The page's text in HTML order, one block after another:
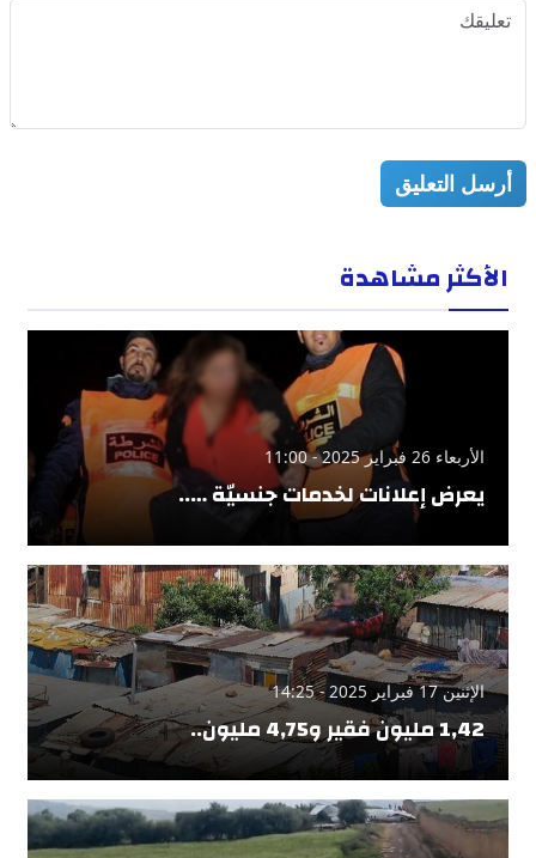
أرسل التعليق
الأكثر مشاهدة
الأربعاء 26 فبراير 2025 - 11:00
يعرض إعلانات لخدمات جنسيّة …..
الإثنين 17 فبراير 2025 - 14:25
1,42 مليون فقير و4,75 مليون..